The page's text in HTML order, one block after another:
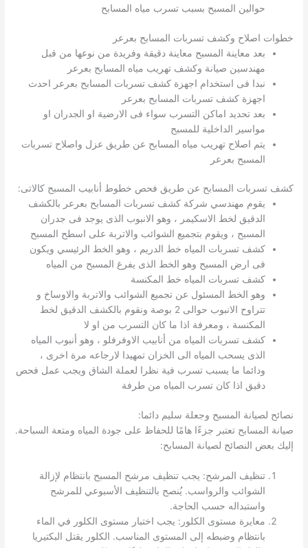
حوالين المسبح بسبب تسرب مياه المسابح
خطوات اصلاح وكشف تسربات المسابح بعرعر
بعد معاينة المسبح معاينة دقيقة وفريدة من نوعها من قبل
مهندسين صيانة وكشف تهريب مياه المسابح بعرعر
نبدا فى استخدام اجهزة كشف تسربات المسابح بعرعر احدث
اجهزة كشف تسربات المسابح بعرعر
بعد تحديد اماكن التسرب سواء فى الارضية او الجدران او
مواسير الداخلية للمسبح
يتم اصلاح تهريب مياه المسابح عن طريق عزل واصلاح تسربات
المسبح بعرعر
كشف تسربات المسابح عن طريق فحص خطوط أنابيب المسبح كالاتى:
يقوم مهندسي شركة كشف تسربات المسابح بعرعر بالكشف
الدقيق لخط الاسكيمر ، وهو الانبوب الذى يوجد فى جدران
المسبح ، ويقوم بتجميع الشوائب والاتربة على اسطح المسبح
كشف تسربات المياه خط الدريم ، وهو الخط الرئيسي ويكون
فى ارض المسبح وهو الخط الذى يفرغ المسبح من المياه
كشف تسربات المياه خط المكنسة
وهو الخط المسئول عن تجميع الشوائب والاتربة والاوساخ و
تتراوح الانبوب حوالى 2 بوصة ونقوم بالكشف الدقيق لخط
المكنسة ، ومعرفة اذا ما كان التسرب من او لا
كشف تسربات المياه من أنابيب الاوفرفلو ، وهو أنبوب المياه
الذى يسحب المياه الى الخزان تمهيدا لارجاعه مرة اخرى ،
ودائما ما يسبب تسرب فية نظرا لعملة الشاق ويجب عمل فحص
دقيق اذا كان تسرب المياه من طرفة
نصائح لصيانة المسبح وجعلة سليم دائما:
صيانة المسابح تعتبر جزءًا هامًا للحفاظ على جودة المياه ومتعة السباحة.
إليك بعض النصائح لصيانة المسابح:
تنظيف المرشح: يجب تنظيف مرشح المسبح بانتظام لإزالة
الشوائب والرواسب. يُنصح بالتنظيف الأسبوعي للمرشح
واستبداله حسب الحاجة.
معايرة مستوى الكلور: يجب اختبار مستوى الكلور في الماء
بانتظام وضبطه إلى المستوى المناسب. الكلور يقتل البكتيريا